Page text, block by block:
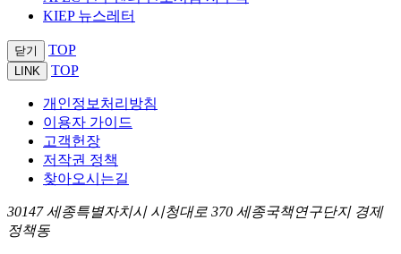
KIEP 뉴스레터
닫기 TOP
LINK TOP
개인정보처리방침
이용자 가이드
고객헌장
저작권 정책
찾아오시는길
30147 세종특별자치시 시청대로 370 세종국책연구단지 경제
정책동